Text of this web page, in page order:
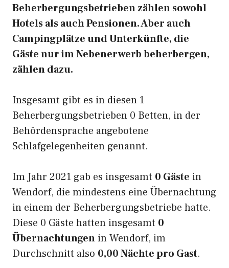
Beherbergungsbetrieben zählen sowohl
Hotels als auch Pensionen. Aber auch
Campingplätze und Unterkünfte, die
Gäste nur im Nebenerwerb beherbergen,
zählen dazu.
Insgesamt gibt es in diesen 1
Beherbergungsbetrieben 0 Betten, in der
Behördensprache angebotene
Schlafgelegenheiten genannt.
Im Jahr 2021 gab es insgesamt 0 Gäste in
Wendorf, die mindestens eine Übernachtung
in einem der Beherbergungsbetriebe hatte.
Diese 0 Gäste hatten insgesamt 0
Übernachtungen in Wendorf, im
Durchschnitt also 0,00 Nächte pro Gast.